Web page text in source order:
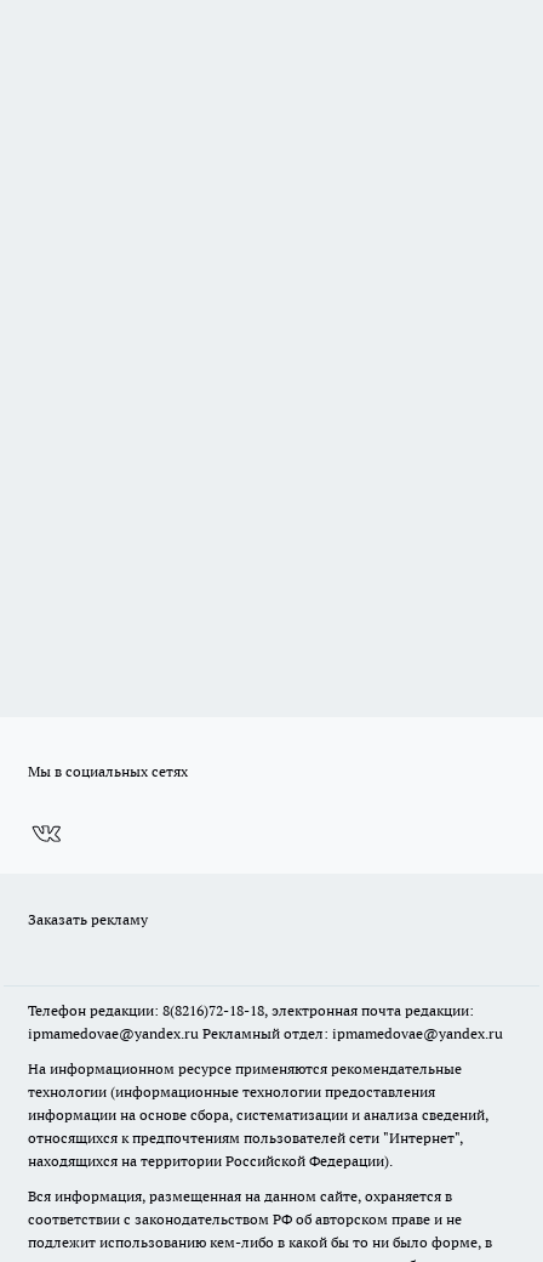
Мы в социальных сетях
Заказать рекламу
Телефон редакции: 8(8216)72-18-18, электронная почта редакции:
ipmamedovae@yandex.ru Рекламный отдел: ipmamedovae@yandex.ru
На информационном ресурсе применяются рекомендательные
технологии (информационные технологии предоставления
информации на основе сбора, систематизации и анализа сведений,
относящихся к предпочтениям пользователей сети "Интернет",
находящихся на территории Российской Федерации).
Вся информация, размещенная на данном сайте, охраняется в
соответствии с законодательством РФ об авторском праве и не
подлежит использованию кем-либо в какой бы то ни было форме, в